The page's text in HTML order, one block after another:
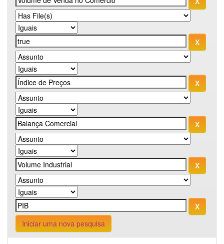
Iniciar uma nova pesquisa